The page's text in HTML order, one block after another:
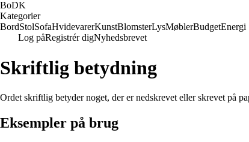
BoDK
Kategorier
BordStolSofaHvidevarerKunstBlomsterLysMøblerBudgetEnergi
Log påRegistrér digNyhedsbrevet
Skriftlig betydning
Ordet skriftlig betyder noget, der er nedskrevet eller skrevet på
Eksempler på brug